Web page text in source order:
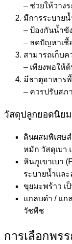
– ช่วยให้วาง
มีการระบาย
– ป้องกันน้ำขั
– ลดปัญหาเชื้
สามารถเก็บ
– เพียงพอให้
มีธาตุอาหาร
– ควรปรับสภ
วัสดุปลูกยอดนิยม
ดินผสมพิเศษ
หมัก วัสดุเบา
หินภูเขาเบา
ระบายน้ำแล
ขุยมะพร้าว เ
แกลบดำ / แก
วัชพืช
การเลือกพร